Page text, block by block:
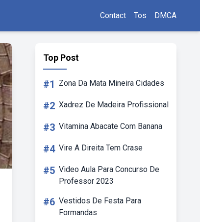
Contact Tos DMCA
Top Post
#1 Zona Da Mata Mineira Cidades
#2 Xadrez De Madeira Profissional
#3 Vitamina Abacate Com Banana
#4 Vire A Direita Tem Crase
#5 Video Aula Para Concurso De
Professor 2023
#6 Vestidos De Festa Para
Formandas